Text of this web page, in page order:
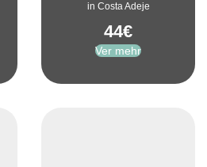
in Costa Adeje
44€
Ver mehr